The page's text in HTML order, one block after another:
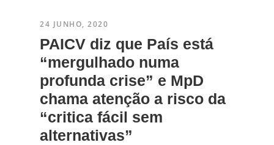
24 JUNHO, 2020
PAICV diz que País está
“mergulhado numa
profunda crise” e MpD
chama atenção a risco da
“critica fácil sem
alternativas”